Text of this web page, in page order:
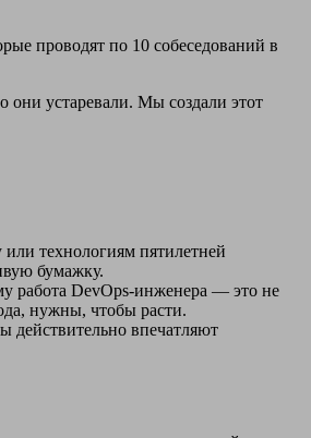
проводят по 10 собеседований в
устаревали. Мы создали этот
технологиям пятилетней
бумажку.
работа DevOps-инженера — это не
нужны, чтобы расти.
действительно впечатляют